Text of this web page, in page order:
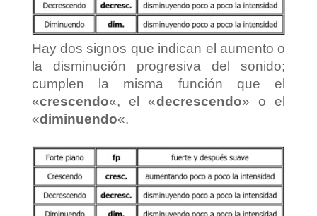
Hay dos signos que indican el aumento o
la disminución progresiva del sonido;
cumplen la misma función que el
«crescendo«, el «decrescendo» o el
«diminuendo«.